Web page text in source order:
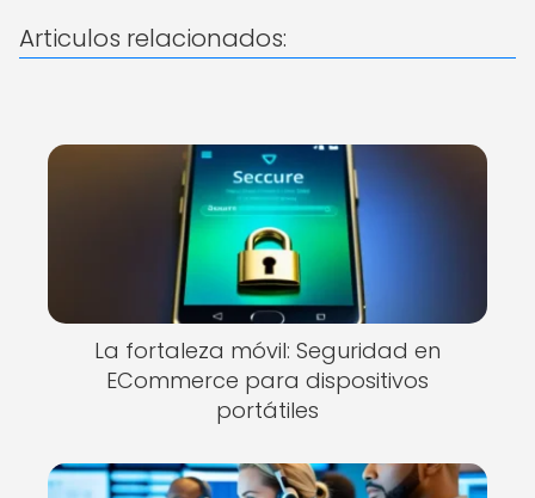
Articulos relacionados:
La fortaleza móvil: Seguridad en
ECommerce para dispositivos
portátiles